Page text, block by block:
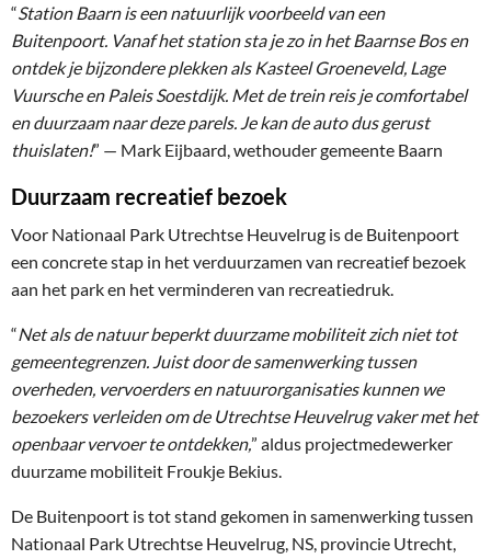
“Station Baarn is een natuurlijk voorbeeld van een
Buitenpoort. Vanaf het station sta je zo in het Baarnse Bos en
ontdek je bijzondere plekken als Kasteel Groeneveld, Lage
Vuursche en Paleis Soestdijk. Met de trein reis je comfortabel
en duurzaam naar deze parels. Je kan de auto dus gerust
thuislaten!” — Mark Eijbaard, wethouder gemeente Baarn
Duurzaam recreatief bezoek
Voor Nationaal Park Utrechtse Heuvelrug is de Buitenpoort
een concrete stap in het verduurzamen van recreatief bezoek
aan het parken het verminderen van recreatiedruk.
“Net als de natuur beperkt duurzame mobiliteit zich niet tot
gemeentegrenzen. Juist door de samenwerking tussen
overheden, vervoerders en natuurorganisaties kunnen we
bezoekers verleiden om de Utrechtse Heuvelrug vaker met het
openbaar vervoer te ontdekken,” aldus projectmedewerker
duurzame mobiliteit Froukje Bekius.
De Buitenpoort is tot stand gekomen in samenwerking tussen
Nationaal Park Utrechtse Heuvelrug, NS, provincie Utrecht,